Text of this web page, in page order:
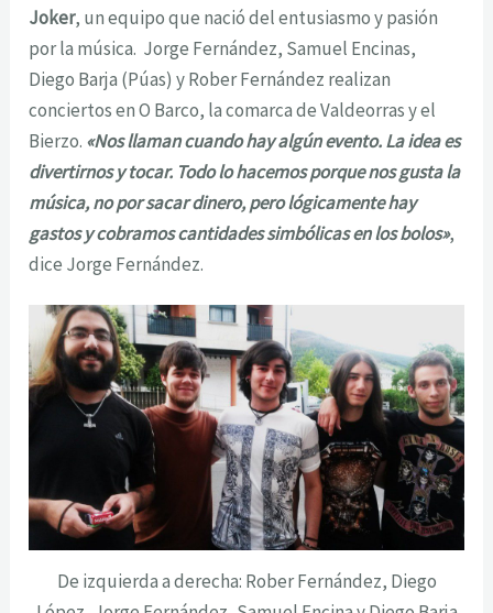
Joker, un equipo que nació del entusiasmo y pasión
por la música. Jorge Fernández, Samuel Encinas,
Diego Barja (Púas) y Rober Fernández realizan
conciertos en O Barco, la comarca de Valdeorras y el
Bierzo. «Nos llaman cuando hay algún evento. La idea es
divertirnos y tocar. Todo lo hacemos porque nos gusta la
música, no por sacar dinero, pero lógicamente hay
gastos y cobramos cantidades simbólicas en los bolos»,
dice Jorge Fernández.
De izquierda a derecha: Rober Fernández, Diego